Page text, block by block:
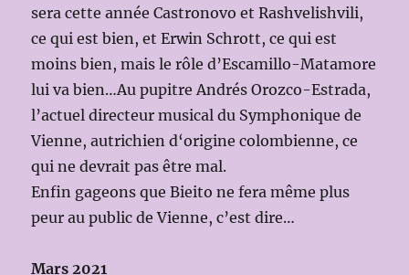
sera cette année Castronovo et Rashvelishvili,
ce qui est bien, et Erwin Schrott, ce qui est
moins bien, mais le rôle d’Escamillo-Matamore
lui va bien…Au pupitre Andrés Orozco-Estrada,
l’actuel directeur musical du Symphonique de
Vienne, autrichien d‘origine colombienne, ce
qui ne devrait pas être mal.
Enfin gageons que Bieito ne fera même plus
peur au public de Vienne, c’est dire…
Mars 2021